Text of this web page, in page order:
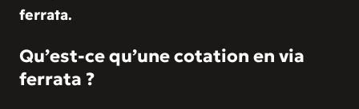
ferrata.
Qu’est-ce qu’une cotation en via
ferrata ?